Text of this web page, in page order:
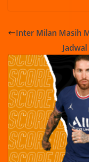
Inter Milan Masih